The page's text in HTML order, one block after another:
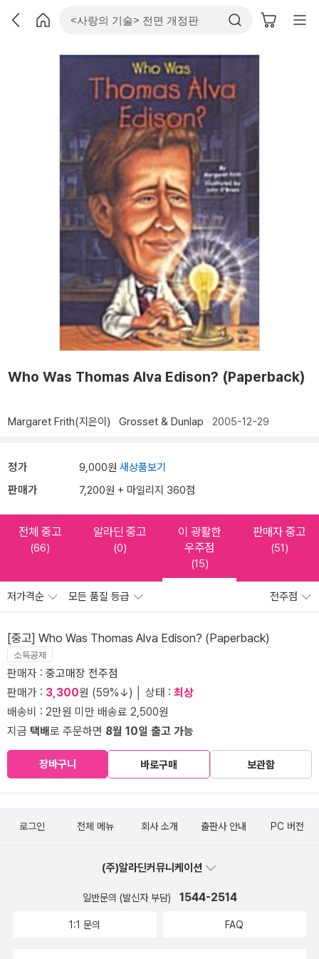
Who Was Thomas Alva Edison? (Paperback)
Margaret Frith(지은이) Grosset & Dunlap 2005-12-29
정가 9,000원 새상품보기
판매가 7,200원 + 마일리지 360점
전체 중고
(66)
알라딘 중고
(0)
이 광활한
우주점
(15)
판매자 중고
(51)
저가격순 모든 품질 등급 전주점
[중고] Who Was Thomas Alva Edison? (Paperback)
소득공제
판매자 : 중고매장 전주점
판매가 : 3,300원 (59%↓) │ 상태 : 최상
배송비 : 2만원 미만 배송료 2,500원
지금 택배로 주문하면 8월 10일 출고 가능
장바구니 바로구매 보관함
로그인 전체 메뉴 회사 소개 출판사 안내 PC 버전
(주)알라딘커뮤니케이션
일반문의 (발신자 부담) 1544-2514
1:1 문의 FAQ